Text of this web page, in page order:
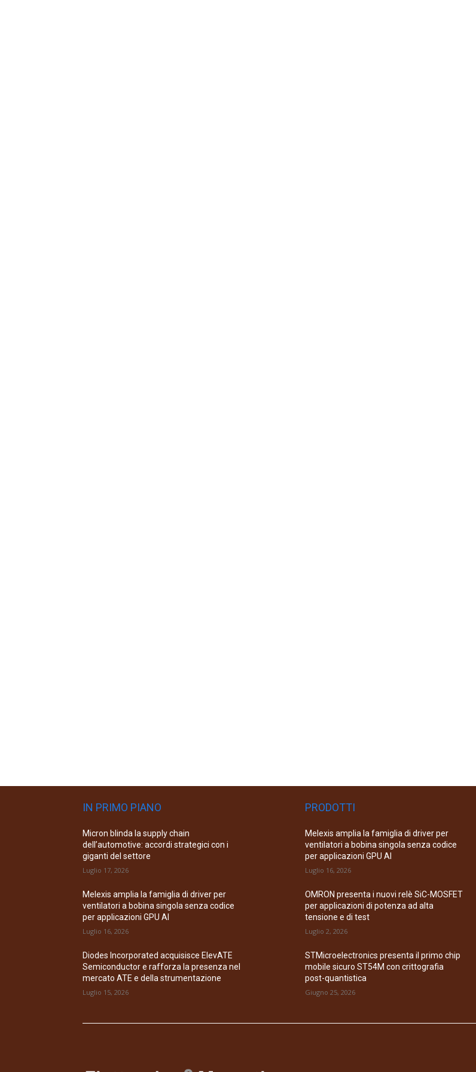
IN PRIMO PIANO
Micron blinda la supply chain
dell’automotive: accordi strategici con i
giganti del settore
Luglio 17, 2026
Melexis amplia la famiglia di driver per
ventilatori a bobina singola senza codice
per applicazioni GPU AI
Luglio 16, 2026
Diodes Incorporated acquisisce ElevATE
Semiconductor e rafforza la presenza nel
mercato ATE e della strumentazione
Luglio 15, 2026
PRODOTTI
Melexis amplia la famiglia di driver per
ventilatori a bobina singola senza codice
per applicazioni GPU AI
Luglio 16, 2026
OMRON presenta i nuovi relè SiC-MOSFET
per applicazioni di potenza ad alta
tensione e di test
Luglio 2, 2026
STMicroelectronics presenta il primo chip
mobile sicuro ST54M con crittografia
post-quantistica
Giugno 25, 2026